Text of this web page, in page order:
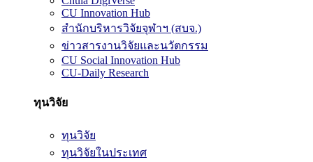
CU Innovation Hub
สำนักบริหารวิจัยจุฬาฯ (สบจ.)
ข่าวสารงานวิจัยและนวัตกรรม
CU Social Innovation Hub
CU-Daily Research
ทุนวิจัย
ทุนวิจัย
ทุนวิจัยในประเทศ